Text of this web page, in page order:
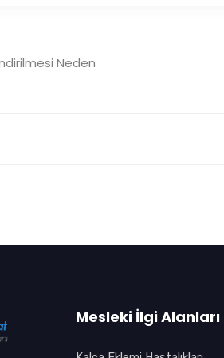
Neden
Mesleki İlgi Alanları